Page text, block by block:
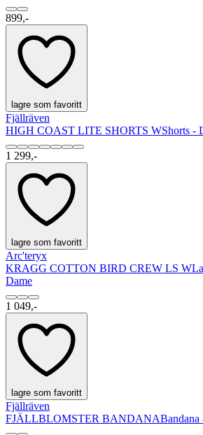
899,-
lagre som favoritt
Fjällräven
HIGH COAST LITE SHORTS WShorts -
1 299,-
lagre som favoritt
Arc'teryx
KRAGG COTTON BIRD CREW LS W
Dame
1 049,-
lagre som favoritt
Fjällräven
FJÄLLBLOMSTER BANDANA